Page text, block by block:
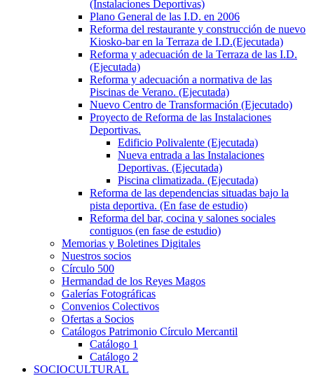
(Instalaciones Deportivas)
Plano General de las I.D. en 2006
Reforma del restaurante y construcción de nuevo
Kiosko-bar en la Terraza de I.D.(Ejecutada)
Reforma y adecuación de la Terraza de las I.D.
(Ejecutada)
Reforma y adecuación a normativa de las
Piscinas de Verano. (Ejecutada)
Nuevo Centro de Transformación (Ejecutado)
Proyecto de Reforma de las Instalaciones
Deportivas.
Edificio Polivalente (Ejecutada)
Nueva entrada a las Instalaciones
Deportivas. (Ejecutada)
Piscina climatizada. (Ejecutada)
Reforma de las dependencias situadas bajo la
pista deportiva. (En fase de estudio)
Reforma del bar, cocina y salones sociales
contiguos (en fase de estudio)
Memorias y Boletines Digitales
Nuestros socios
Círculo 500
Hermandad de los Reyes Magos
Galerías Fotográficas
Convenios Colectivos
Ofertas a Socios
Catálogos Patrimonio Círculo Mercantil
Catálogo 1
Catálogo 2
SOCIOCULTURAL